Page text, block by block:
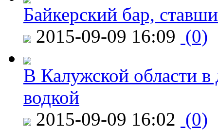
Байкерский бар,
2015-09-09 16:09 (0)
В Калужской области в
водкой
2015-09-09 16:02 (0)